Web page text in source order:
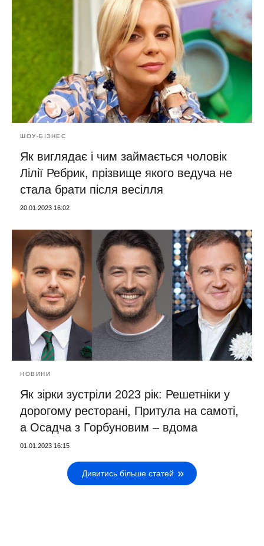
ШОУ-БІЗНЕС
Як виглядає і чим займається чоловік
Лілії Ребрик, прізвище якого ведуча не
стала брати після весілля
20.01.2023 16:02
НОВИНИ
Як зірки зустріли 2023 рік: Решетніки у
дорогому ресторані, Притула на самоті,
а Осадча з Горбуновим – вдома
01.01.2023 16:15
Дивитись більше статей